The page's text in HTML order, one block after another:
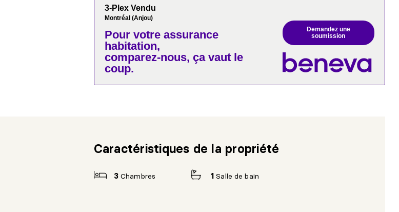
3-Plex Vendu
Montréal (Anjou)
Pour votreassurance
habitation,
comparez-nous, ça vaut le
coup.
Demandez une
soumission
Caractéristiques de la propriété
3Chambres 1Salle de bain